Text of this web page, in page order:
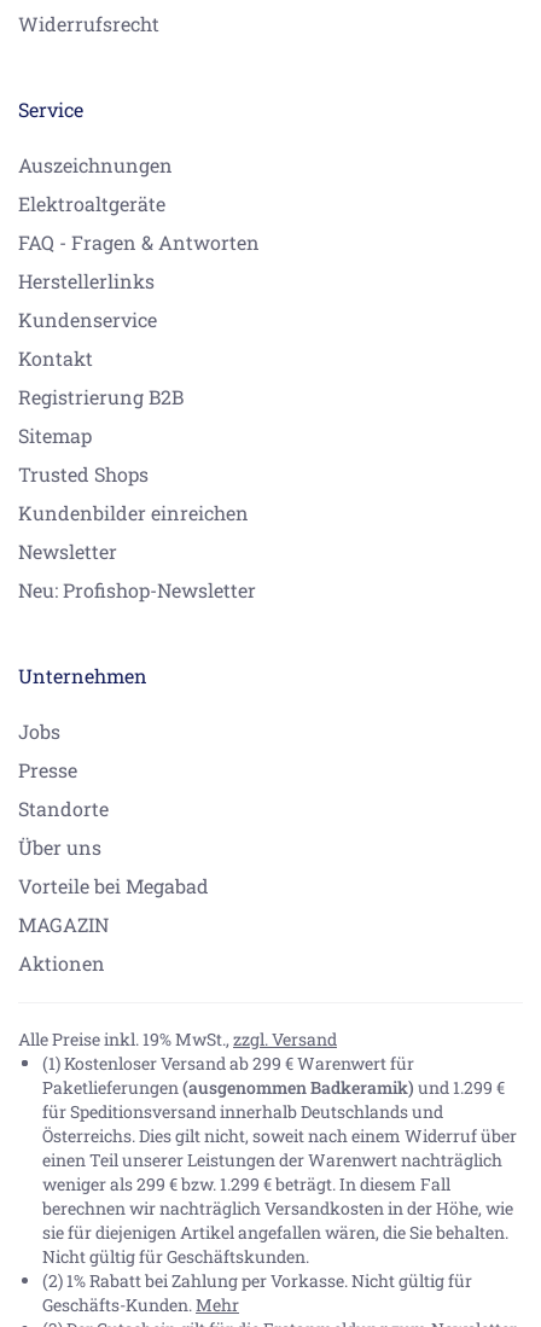
Widerrufsrecht
Service
Auszeichnungen
Elektroaltgeräte
FAQ - Fragen & Antworten
Herstellerlinks
Kundenservice
Kontakt
Registrierung B2B
Sitemap
Trusted Shops
Kundenbilder einreichen
Newsletter
Neu: Profishop-Newsletter
Unternehmen
Jobs
Presse
Standorte
Über uns
Vorteile bei Megabad
MAGAZIN
Aktionen
Alle Preise inkl. 19% MwSt., zzgl. Versand
(1) Kostenloser Versand ab 299 € Warenwert für
Paketlieferungen(ausgenommen Badkeramik) und 1.299 €
für Speditionsversand innerhalb Deutschlands und
Österreichs. Dies gilt nicht, soweit nach einem Widerruf über
einen Teil unserer Leistungen der Warenwert nachträglich
weniger als 299 € bzw. 1.299 € beträgt. In diesem Fall
berechnen wir nachträglich Versandkosten in der Höhe, wie
sie für diejenigen Artikel angefallen wären, die Sie behalten.
Nicht gültig für Geschäftskunden.
(2) 1% Rabatt bei Zahlung per Vorkasse. Nicht gültig für
Geschäfts-Kunden.Mehr